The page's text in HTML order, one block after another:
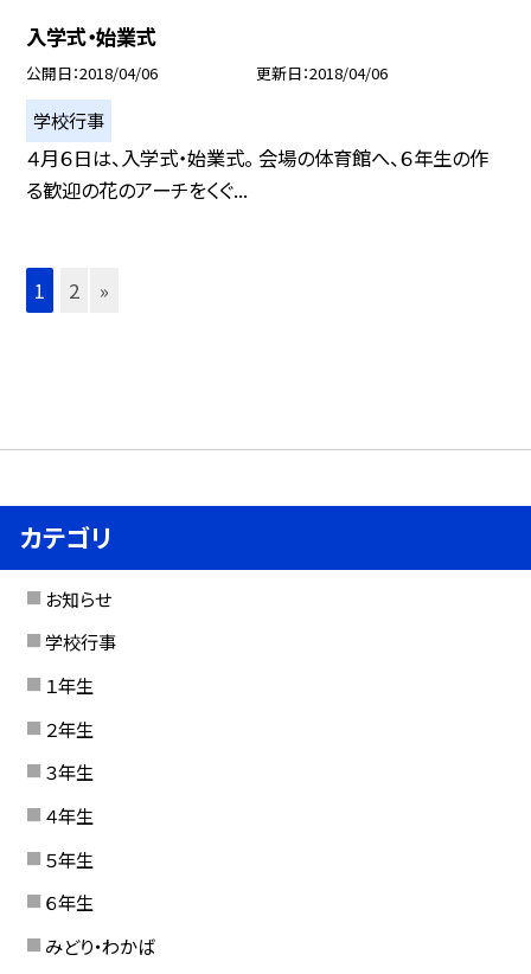
入学式・始業式
公開日 2018/04/06 更新日 2018/04/06
学校行事
４月６日は、入学式・始業式。 会場の体育館へ、６年生の作
る歓迎の花のアーチをくぐ...
1 2 »
カテゴリ
お知らせ
学校行事
１年生
２年生
３年生
４年生
５年生
６年生
みどり・わかば